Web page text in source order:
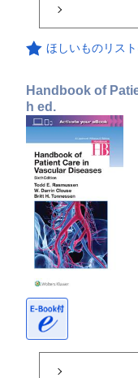
ほしいものリス
Handbook of
h ed.